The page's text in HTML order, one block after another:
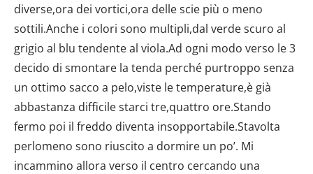
diverse,ora dei vortici,ora delle scie più o meno
sottili.Anche i colori sono multipli,dal verde scuro al
grigio al blu tendente al viola.Ad ogni modo verso le 3
decido di smontare la tenda perché purtroppo senza
un ottimo sacco a pelo,viste le temperature,è già
abbastanza difficile starci tre,quattro ore.Stando
fermo poi il freddo diventa insopportabile.Stavolta
perlomeno sono riuscito a dormire un po’. Mi
incammino allora verso il centro cercando una